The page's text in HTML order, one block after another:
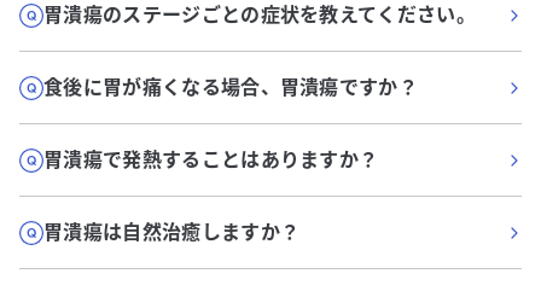
胃潰瘍のステージごとの症状を教えてください。
食後に胃が痛くなる場合、胃潰瘍ですか？
胃潰瘍で発熱することはありますか？
胃潰瘍は自然治癒しますか？